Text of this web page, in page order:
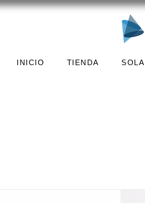
INICIO TIENDA